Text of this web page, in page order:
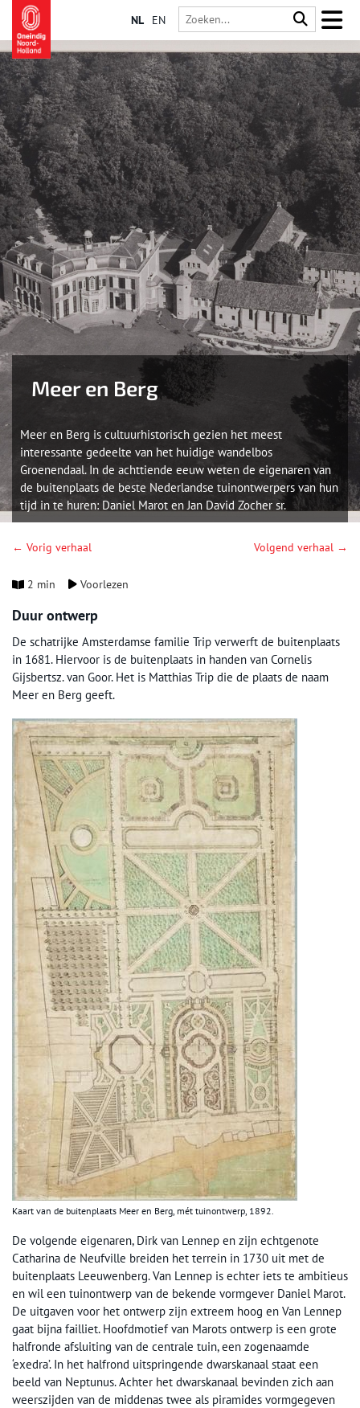
NL EN
Meer en Berg
Meer en Berg is cultuurhistorisch gezien het meest
interessante gedeelte van het huidige wandelbos
Groenendaal. In de achttiende eeuw weten de eigenaren van
de buitenplaats de beste Nederlandse tuinontwerpers van hun
tijd in te huren: Daniel Marot en Jan David Zocher sr.
← Vorig verhaal Volgend verhaal →
2 min Voorlezen
Duur ontwerp
De schatrijke Amsterdamse familie Trip verwerft de buitenplaats
in 1681. Hiervoor is de buitenplaats in handen van Cornelis
Gijsbertsz. van Goor. Het is Matthias Trip die de plaats de naam
Meer en Berg geeft.
Kaart van de buitenplaats Meer en Berg, mét tuinontwerp, 1892.
De volgende eigenaren, Dirk van Lennep en zijn echtgenote
Catharina de Neufville breiden het terrein in 1730 uit met de
buitenplaats Leeuwenberg. Van Lennep is echter iets te ambitieus
en wil een tuinontwerp van de bekende vormgever Daniel Marot.
De uitgaven voor het ontwerp zijn extreem hoog en Van Lennep
gaat bijna failliet. Hoofdmotief van Marots ontwerp is een grote
halfronde afsluiting van de centrale tuin, een zogenaamde
‘exedra’. In het halfrond uitspringende dwarskanaal staat een
beeld van Neptunus. Achter het dwarskanaal bevinden zich aan
weerszijden van de middenas twee als piramides vormgegeven